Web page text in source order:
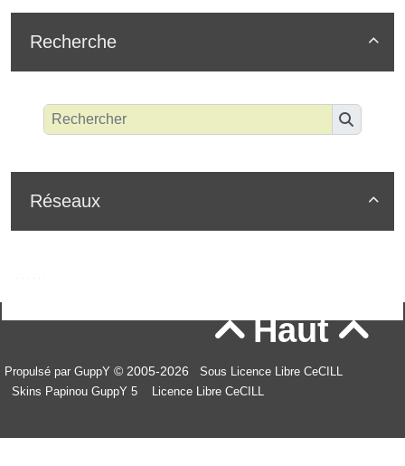

Recherche

Réseaux
Haut
Propulsé par GuppY © 2005-2026
Sous Licence Libre CeCILL
Skins Papinou GuppY 5
Licence Libre CeCILL